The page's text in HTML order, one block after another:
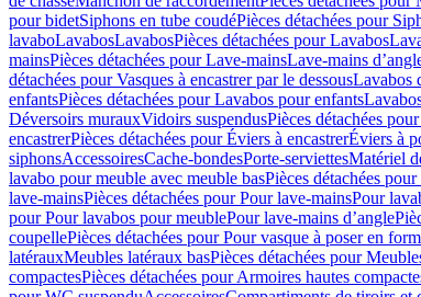
pour bidetSiphons en tube coudéPièces détachées pour
lavaboLavabosLavabosPièces détachées pour Lavabos
mainsPièces détachées pour Lave-mainsLave-mains
détachées pour Vasques à encastrer par le dessousLavabos
enfantsPièces détachées pour Lavabos pour enfants
Déversoirs murauxVidoirs suspendusPièces détachées
encastrerPièces détachées pour Éviers à encastrerÉviers à
siphonsAccessoiresCache-bondesPorte-serviettesMatériel
lavabo pour meuble avec meuble basPièces détachées
lave-mainsPièces détachées pour Pour lave-mainsPour
pour Pour lavabos pour meublePour lave-mains d’angle
coupellePièces détachées pour Pour vasque à poser en
latérauxMeubles latéraux basPièces détachées pour
compactesPièces détachées pour Armoires hautes